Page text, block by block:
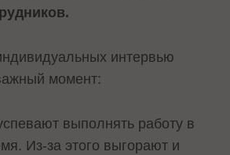
интервью
момент:
выполнять работу в
Из-за этого выгорают и